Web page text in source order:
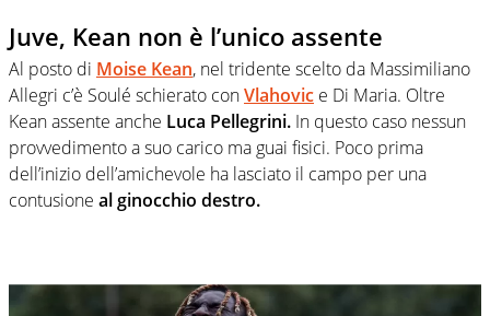
Juve, Kean non è l’unico assente
Al posto di Moise Kean, nel tridente scelto da Massimiliano
Allegri c’è Soulé schierato conVlahovic e Di Maria. Oltre
Kean assente anche Luca Pellegrini. In questo caso nessun
provvedimento a suo carico ma guai fisici. Poco prima
dell’inizio dell’amichevole ha lasciato il campo per una
contusione al ginocchio destro.